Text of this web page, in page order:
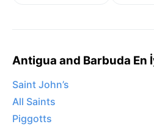
Antigua and Barbuda En
Saint John’s
All Saints
Piggotts